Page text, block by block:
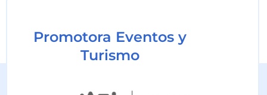
Promotora Eventos y
Turismo